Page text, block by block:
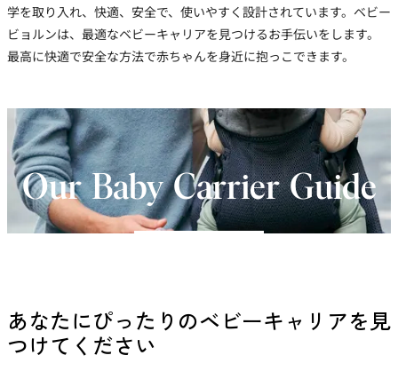
学を取り入れ、快適、安全で、使いやすく設計されています。ベビー
ビョルンは、最適なベビーキャリアを見つけるお手伝いをします。
最高に快適で安全な方法で赤ちゃんを身近に抱っこできます。
Our Baby Carrier Guide
あなたにぴったりのベビーキャリアを見
つけてください